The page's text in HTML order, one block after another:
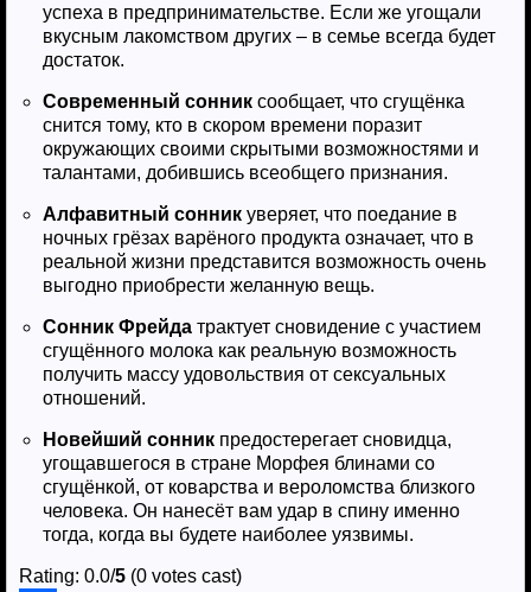
успеха в предпринимательстве. Если же угощали
вкусным лакомством других – в семье всегда будет
достаток.
Современный сонник сообщает, что сгущёнка
снится тому, кто в скором времени поразит
окружающих своими скрытыми возможностями и
талантами, добившись всеобщего признания.
Алфавитный сонник уверяет, что поедание в
ночных грёзах варёного продукта означает, что в
реальной жизни представится возможность очень
выгодно приобрести желанную вещь.
Сонник Фрейда трактует сновидение с участием
сгущённого молока как реальную возможность
получить массу удовольствия от сексуальных
отношений.
Новейший сонник предостерегает сновидца,
угощавшегося в стране Морфея блинами со
сгущёнкой, от коварства и вероломства близкого
человека. Он нанесёт вам удар в спину именно
тогда, когда вы будете наиболее уязвимы.
Rating: 0.0/5 (0 votes cast)